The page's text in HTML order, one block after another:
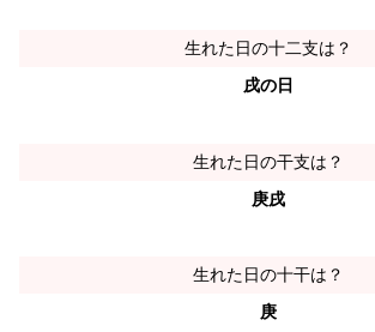
生れた日の十二支は？
戌の日
生れた日の干支は？
庚戌
生れた日の十干は？
庚